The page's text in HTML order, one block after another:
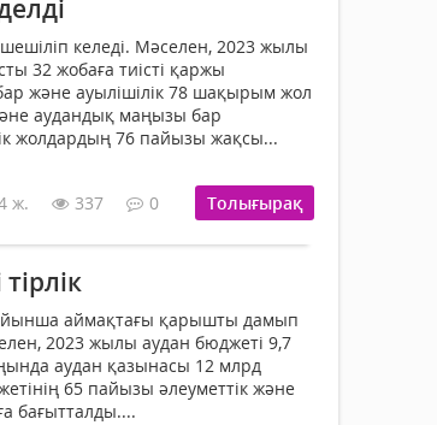
келеді. Мәселен, 2023 жылы
32 жобаға тиісті қаржы
және ауылішілік 78 шақырым жол
аудандық маңызы бар
жолдардың 76 пайызы жақсы...
ж. 337 0 Толығырақ
аймақтағы қарышты дамып
2023 жылы аудан бюджеті 9,7
аудан қазынасы 12 млрд
65 пайызы әлеуметтік және
бағытталды....